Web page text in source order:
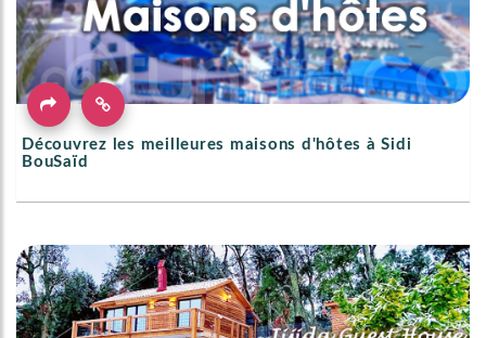
Découvrez les meilleures maisons d'hôtes à Sidi
BouSaïd